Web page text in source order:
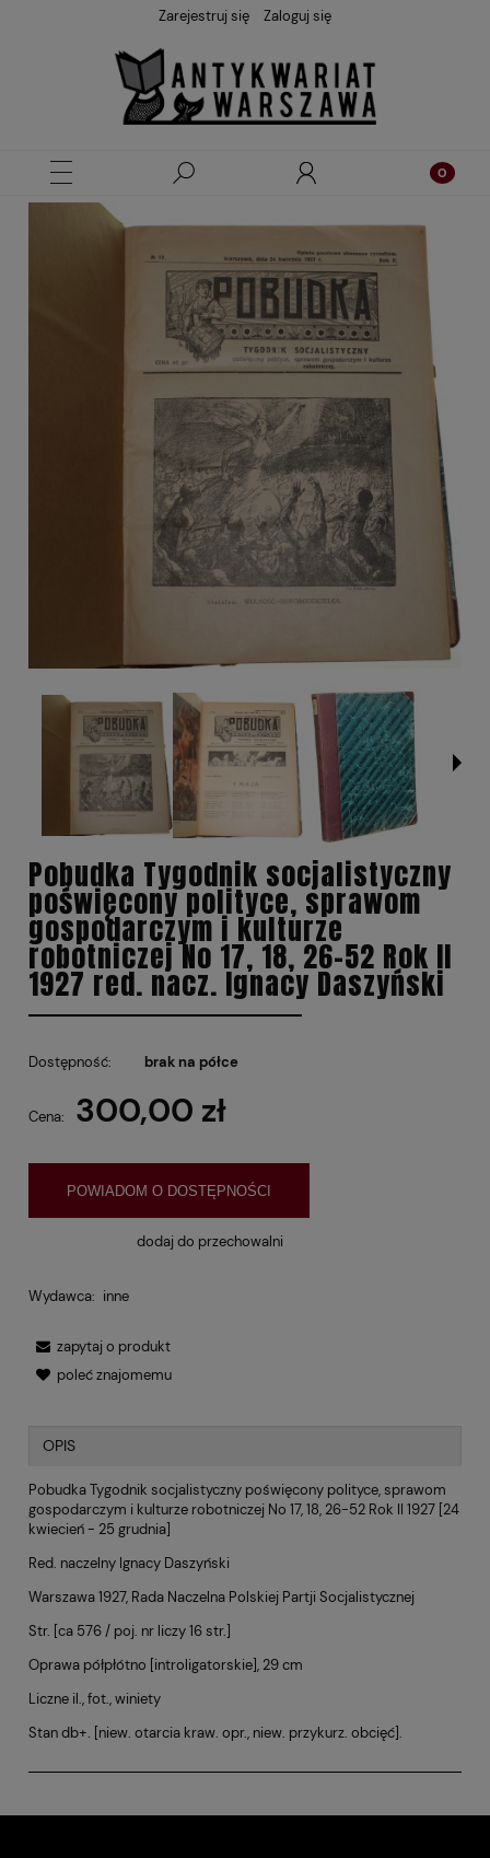
Zarejestruj się Zaloguj się
Pobudka Tygodnik socjalistyczny
poświęcony polityce, sprawom
gospodarczym i kulturze
robotniczej No 17, 18, 26-52 Rok II
1927 red. nacz. Ignacy Daszyński
Dostępność: brak na półce
Cena: 300,00 zł
POWIADOM O DOSTĘPNOŚCI
dodaj do przechowalni
Wydawca: inne
zapytaj o produkt
poleć znajomemu
OPIS
Pobudka Tygodnik socjalistyczny poświęcony polityce, sprawom
gospodarczym i kulturze robotniczej No 17, 18, 26-52 Rok II 1927 [24
kwiecień - 25 grudnia]
Red. naczelny Ignacy Daszyński
Warszawa 1927, Rada Naczelna Polskiej Partji Socjalistycznej
Str. [ca 576 / poj. nr liczy 16 str.]
Oprawa półpłótno [introligatorskie], 29 cm
Liczne il., fot., winiety
Stan db+. [niew. otarcia kraw. opr., niew. przykurz. obcięć].